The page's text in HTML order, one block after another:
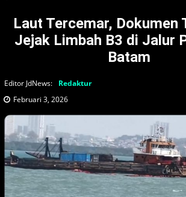
‎Laut Tercemar, Dokumen
Jejak Limbah B3 di Jalur
Batam
Editor JdNews:
Redaktur
Februari 3, 2026